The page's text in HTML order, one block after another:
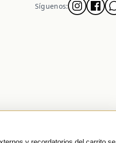
Síguenos: